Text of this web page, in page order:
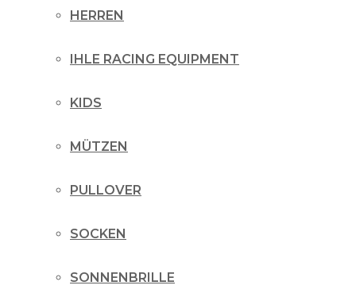
HERREN
IHLE RACING EQUIPMENT
KIDS
MÜTZEN
PULLOVER
SOCKEN
SONNENBRILLE